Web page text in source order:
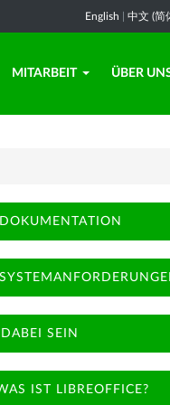
English 中文 (简
MITARBEIT ÜBER
DOKUMENTATION
DABEI SEIN
IST LIBREOFFICE?